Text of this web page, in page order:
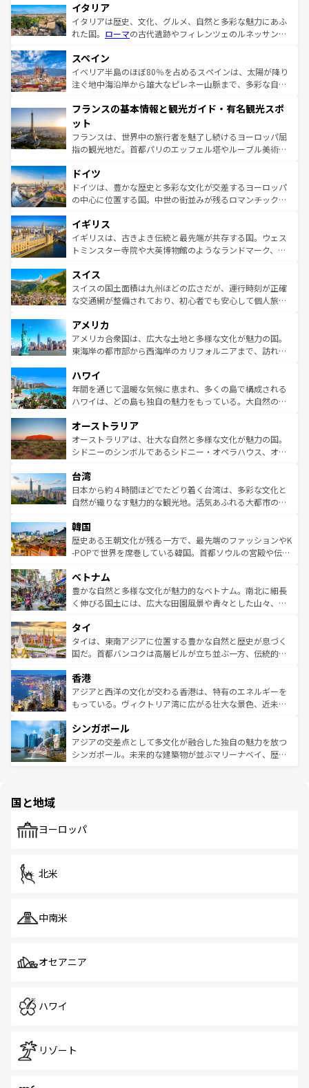
イタリア
イタリアは歴史、文化、グルメ、自然と多彩な魅力にあふ
れた国。 ローマの古代遺跡やフィレンツェのルネッサンス
ろん、トスカーナの美しい田園風景やアマルフィ海岸の絶
景など、自然景観も見逃せない。観光の合間には、本場の
ピザやパスタなど、絶品のイタリア料理を堪能することも
ませてくれるイタリアで、忘れられない旅をしてみよう！
なお、新着のイタリア情報は
しい。
スペイン
イベリア半島のほぼ80％を占めるスペインは、太陽が降り
注ぐ地中海沿岸から雄大なピレネー山脈まで、多彩な自然
文化が根付くこの国では、情熱的なフラメンコ、熱気あふ
れる闘牛、そして美味しいタパスが生活の一部となってい
る。首都マドリードの洗練された雰囲気や、バルセロナの
アートに溢れた街角から、地方では古代ローマ遺跡や中世
せる。地方によって風土や気候が異なるスペインはその個
性で訪れる人を魅了する。 なお、新着のスペイン情報は コ
ンテンツ一覧を参照してほしい。
フランスの基本情報と観光ガイド・有名観光スポ
ット
フランスは、世界中の旅行者を魅了し続けるヨーロッパ屈
指の観光地だ。首都パリのエッフェル塔やルーブル美術館
で、幅広い魅力が詰まっている。華麗な宮殿、歴史的な大
聖堂、美しいビーチ、そして豊かな自然が、訪れる者を心
から魅了する。また、フランスは美食の国としても知ら
いる。シャンパンの発祥地であるランス、プロヴァンスの
香り高いラベンダー畑など、多彩な楽しみ方が可能だ。さ
らに、パリ以外の地域にも魅力が溢れており、どの街角に
れる地方に足を運ぶとそれぞれで全く異なる文化を体験で
きるだろう。 なお、新着のフランス情報はコンテンツ一覧
を参照してほしい。
ドイツ
ドイツは、豊かな歴史と多彩な文化が交差するヨーロッパ
の中心に位置する国。中世の街並みが残るロマンチック街
顔を持つこの国は、どこを歩いても飽きることがない。ベ
ルリンの文化的活気、バイエルン州のアルプスの絶景、そ
してライン川沿いのワイン畑といった風景は必見。ビール
は、お酒好きな人にはぜひ体験してほしい。 なお、新着の
ドイツ情報はコンテンツ一覧を参照してほしい。
イギリス
イギリスは、古きよき伝統と最先端が共存する国。ウェス
トミンスター寺院や大英博物館のようなランドマーク、歴
リアごとに異なる魅力がある。また、優雅なアフタヌーン
ティー、ビール好きにはたまらない英国パブ、サッカー観
戦など、本場だからこそできる体験も豊富。イギリスを旅
ンツ一覧を参照してほしい。
スイス
スイスの国土面積は九州ほどの広さだが、運行時刻が正確
な交通網が整備されており、初心者でも安心して個人旅行
の建物がそのまま残る町や、スイスならではのユニークな
博物館もあり、アルプス観光だけでなく町歩きも満喫する
ことができる。国民の所得が高いため物価も高いが、旅行
ば市内交通費無料で観光を楽しむこともできる。 なお、新
着のスイス情報はコンテンツ一覧 を参照してほしい。
アメリカ
アメリカ合衆国は、広大な土地と多様な文化が魅力の国。
東海岸の都市部から西海岸のカリフォルニアまで、訪れる
のような巨大都市は、観光、ショッピング、エンターテイ
ンメントが詰まった刺激的なスポットだ。一方、アメリカ
西部には大自然が広がり、グランドキャニオンやイエロー
部のニューオーリンズでは、音楽と美食が融合した独特の
文化が魅力。旅行者はアメリカの各地域で異なる魅力を楽
しみながら、その多様性と豊かな歴史を感じることができ
ならではの贅沢な旅のスタイルだ。 なお、新着のアメリカ
情報はコンテンツ一覧を参照してほしい。
ハワイ
年間を通じて温暖な気候に恵まれ、多くの島で構成される
ハワイは、どの島も独自の魅力をもっている。大自然の神
ワイ島は見逃せない。また、定番の観光地といえばオアフ
島だが、静かな自然を求めるならマウイ島やカウアイ島が
おすすめ。エメラルドグリーンに輝く海をはじめ、豊かな
れるおもてなしの心で訪れる人々を迎えてくれるハワイの
人々、おいしいローカルフードやハワイアンミュージッ
ク、伝統的なフラダンスなど、すべてがハワイの魅力を彩
ワイを、存分に味わってほしい。 なお、新着のハワイ情報
はコンテンツ一覧を参照してほしい。
オーストラリア
オーストラリアは、壮大な自然と多様な文化が魅力の国。
シドニーのシンボルであるシドニー・オペラハウス、オー
リアリーフや大陸中央部にそびえるウルル（エアーズロッ
ク）、タスマニアの美しい原生林やケアンズの熱帯雨林な
ど、見どころがたくさん。また、カフェやワイン、オージ
いる。アクティビティも充実しており、サーフィンやダイ
ビング、ハイキングなど、アウトドア好きにはたまらな
い。オーストラリアの多彩な魅力を存分に味わいつくそ
参照してほしい。
台湾
日本から約４時間ほどでたどり着く台湾は、多彩な文化と
自然が織りなす魅力的な観光地。活気あふれる大都市の台
ン）、静ひつな山岳地帯である台湾東部など、都市の喧騒
と山間の静けさが共存しており、訪れる人に新しい発見と
驚きをもたらしてくれる。また、奥深い台湾の食文化も魅
容にもいいと評判のスイーツなど、バラエティ豊かな料理
が味わえる。 なお、新着の台湾情報は コンテンツ一覧を参
照してほしい。
韓国
歴史ある王朝文化が残る一方で、最先端のファッションやK
-POPで世界を席巻している韓国。首都ソウルの宮殿や伝統
き、地方に足を延ばせば四季折々の自然美を楽しむことが
できる。そして、キムチや焼肉、絶品のストリートフード
まで、さまざまな韓国料理が待っている。夜には、韓国な
リティに包まれながら、韓国の多彩な魅力を心ゆくまで味
わってみてほしい。 なお、新着の韓国情報はコンテンツ一
覧を参照してほしい。
ベトナム
豊かな自然と多様な文化が魅力的なベトナム。南北に細長
く伸びる国土には、広大な田園風景や青々とした山々、世
急速な発展と共に伝統が息づく。ハノイの古い町並みやホ
ーチミン市のフランス統治時代の建物も、独特の雰囲気を
醸し出している。また、バラエティの豊かさとおいしさで
とつ。フォーやバインミー、ベトナムコーヒーなどは、ぜ
ひ現地で味わいたい。どの地域を訪れてもあたたかい人々
が旅行者を迎えてくれるので、きっと忘れられない旅にな
参照してほしい。
タイ
タイは、東南アジアに位置する豊かな自然と歴史が息づく
国だ。首都バンコクは高層ビルが立ち並ぶ一方、伝統的な
の活気が交差している。北部ではチェンマイなどの山岳地
帯で自然と触れ合い、南部ではプーケットやクラビの美し
いビーチでリゾート気分を楽しむことができる。タイ料理
激する。気候は一年中温暖で、どの季節にも異なる楽しみ
が待っている。親しみやすいタイの人々、仏教を中心とし
た文化、そして多様な観光資源が、訪れる旅人を魅了し続
香港
アジアと西洋の文化が交わる香港は、特有のエネルギーを
もっている。ヴィクトリア湾に広がる壮大な景色、近未来
み、どこを訪れても感動するはず。観光スポットが密集し
ており、効率よく見どころを回れるのも魅力。息をのむよ
うな絶景から文化的な体験まで、香港を存分に楽しみ尽く
シンガポール
アジアの交差点として多文化が融合した独自の魅力を放つ
シンガポール。未来的な建築物が並ぶマリーナベイ、歴史
で、ホーカーズは地元の風情を楽しめる外せないスポット
国と地域
ヨーロッパ
北米
中南米
オセアニア
ハワイ
リゾート